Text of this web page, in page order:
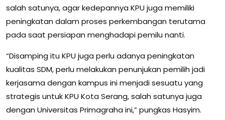
salah satunya, agar kedepannya KPU juga memiliki
peningkatan dalam proses perkembangan terutama
pada saat persiapan menghadapi pemilu nanti.
“Disamping itu KPU juga perlu adanya peningkatan
kualitas SDM, perlu melakukan penunjukan pemilih jadi
kerjasama dengan kampus ini menjadi sesuatu yang
strategis untuk KPU Kota Serang, salah satunya juga
dengan Universitas Primagraha ini,” pungkas Hasyim.